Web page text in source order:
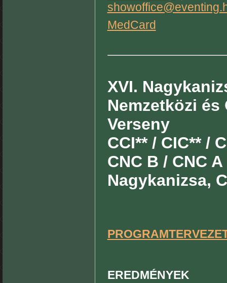
MedCard
XVI.
Nemzetközi
Verseny
CCI** / CIC** /
CNC B / CNC
Nagykanizsa,
EREDMÉNYEK